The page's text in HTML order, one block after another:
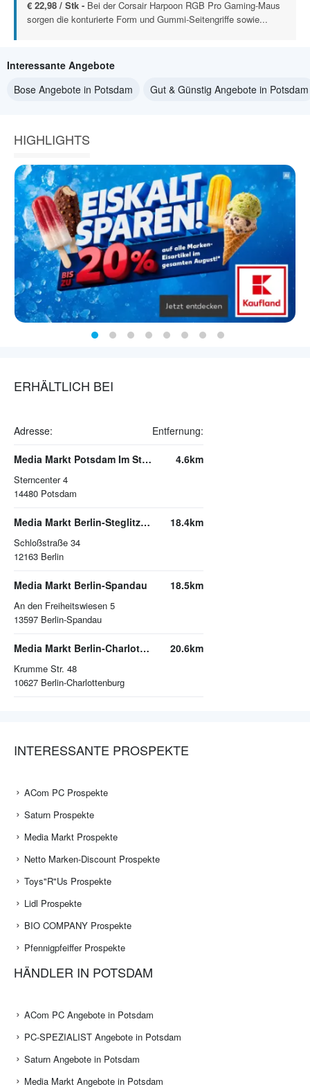
€ 22,98 / Stk - Bei der Corsair Harpoon RGB Pro Gaming-Maus
sorgen die konturierte Form und Gummi-Seitengriffe sowie...
Interessante Angebote
Bose Angebote in Potsdam
Gut & Günstig Angebote in Potsdam
HIGHLIGHTS
ERHÄLTLICH BEI
Adresse: Entfernung:
Media Markt Potsdam Im Sterncenter
Sterncenter 4
14480 Potsdam
4.6km
Media Markt Berlin-Steglitz Im Schloss
Schloßstraße 34
12163 Berlin
18.4km
Media Markt Berlin-Spandau
An den Freiheitswiesen 5
13597 Berlin-Spandau
18.5km
Media Markt Berlin-Charlottenburg (im Kant Center)
Krumme Str. 48
10627 Berlin-Charlottenburg
20.6km
INTERESSANTE PROSPEKTE
ACom PC Prospekte
Saturn Prospekte
Media Markt Prospekte
Netto Marken-Discount Prospekte
Toys"R"Us Prospekte
Lidl Prospekte
BIO COMPANY Prospekte
Pfennigpfeiffer Prospekte
HÄNDLER IN POTSDAM
ACom PC Angebote in Potsdam
PC-SPEZIALIST Angebote in Potsdam
Saturn Angebote in Potsdam
Media Markt Angebote in Potsdam